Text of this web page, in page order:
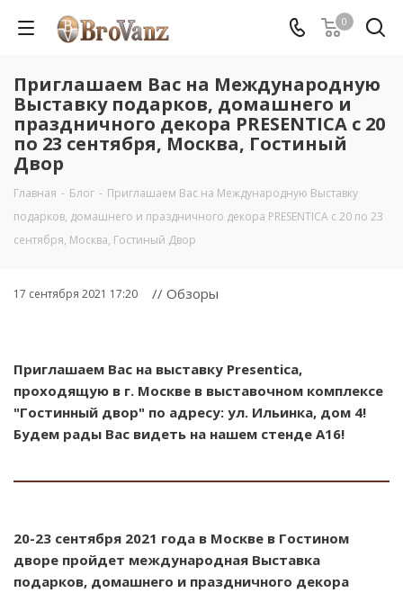
0
Приглашаем Вас на Mеждународную
Выставку подарков, домашнего и
праздничного декора PRESENTIСA с 20
по 23 сентября, Москва, Гостиный
Двор
Главная - Блог - Приглашаем Вас на Mеждународную Выставку
подарков, домашнего и праздничного декора PRESENTIСA с 20 по 23
сентября, Москва, Гостиный Двор
17 сентября 2021 17:20 // Обзоры
Приглашаем Вас на выставку Presentica,
проходящую в г. Москве в выставочном комплексе
"Гостинный двор" по адресу: ул. Ильинка, дом 4!
Будем рады Вас видеть на нашем стенде А16!
20-23 сентября 2021 года в Москве в Гостином
дворе пройдет международная Выставка
подарков, домашнего и праздничного декора